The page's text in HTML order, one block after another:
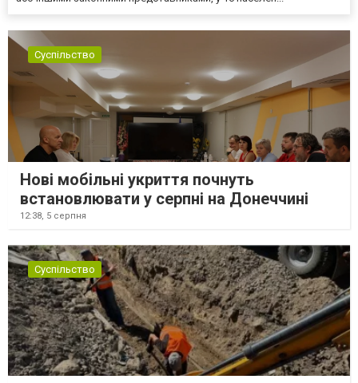
Суспільство
Нові мобільні укриття почнуть
встановлювати у серпні на Донеччині
12:38, 5 серпня
Суспільство